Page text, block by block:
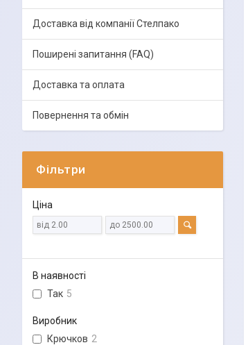
Доставка від компанії Стелпако
Поширені запитання (FAQ)
Доставка та оплата
Повернення та обмін
Фільтри
Ціна
В наявності
Так 5
Виробник
Крючков 2